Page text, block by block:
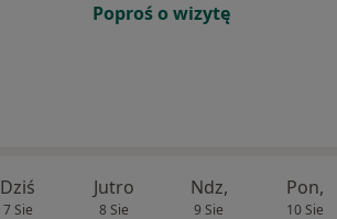
Poproś o wizytę
Dziś
7 Sie
Jutro
8 Sie
Ndz,
9 Sie
Pon,
10 Sie